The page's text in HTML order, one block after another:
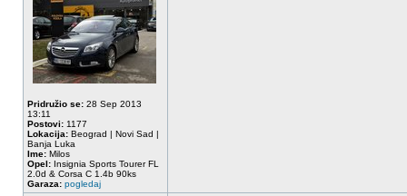
Pridružio se: 28 Sep 2013
13:11
Postovi: 1177
Lokacija: Beograd | Novi Sad |
Banja Luka
Ime: Milos
Opel: Insignia Sports Tourer FL
2.0d & Corsa C 1.4b 90ks
Garaza: pogledaj